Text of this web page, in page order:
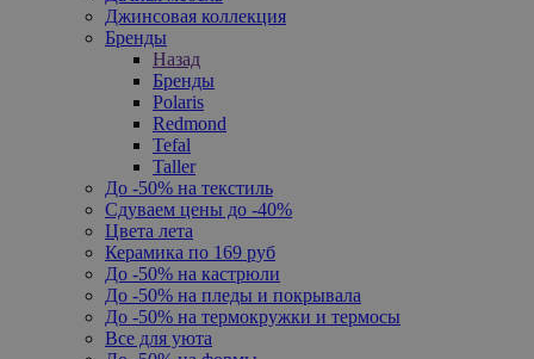
Джинсовая коллекция
Бренды
Назад
Бренды
Polaris
Redmond
Tefal
Taller
До -50% на текстиль
Сдуваем цены до -40%
Цвета лета
Керамика по 169 руб
До -50% на кастрюли
До -50% на пледы и покрывала
До -50% на термокружки и термосы
Все для уюта